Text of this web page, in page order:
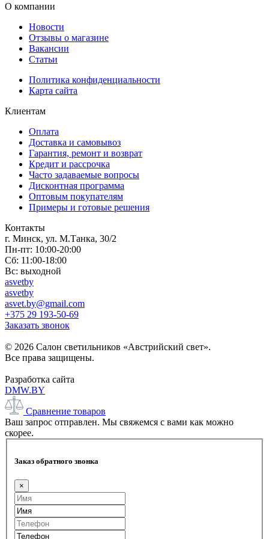
О компании
Новости
Отзывы о магазине
Вакансии
Статьи
Политика конфиденциальности
Карта сайта
Клиентам
Оплата
Доставка и самовывоз
Гарантия, ремонт и возврат
Кредит и рассрочка
Часто задаваемые вопросы
Дисконтная программа
Оптовым покупателям
Примеры и готовые решения
Контакты
г. Минск, ул. М.Танка, 30/2
Пн-пт: 10:00-20:00
Сб: 11:00-18:00
Вс: выходной
asvetby
asvetby
asvet.by@gmail.com
+375 29 193-50-69
Заказать звонок
© 2026 Салон светильников «Австрийский свет».
Все права защищены.
Разработка сайта
DMW.BY
Сравнение товаров
Ваш запрос отправлен. Мы свяжемся с вами как можно
скорее.
Заказ обратного звонка
×